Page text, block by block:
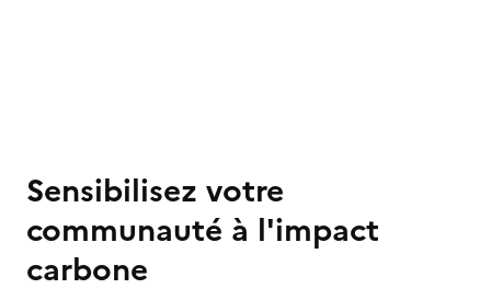
Sensibilisez votre
communauté à l'impact
carbone